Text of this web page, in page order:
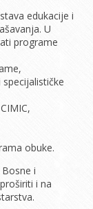
edukacije i
U
programe
obuke.
i
i na